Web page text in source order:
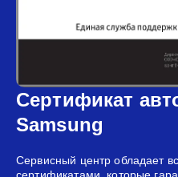
Сертификат
Samsung
Сервисный центр обладает
сертификатами, которые